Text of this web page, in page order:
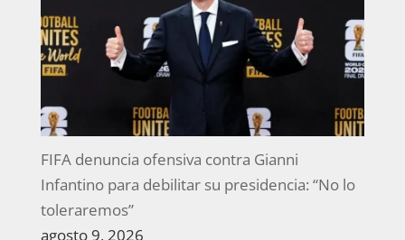
FIFA denuncia ofensiva contra Gianni
Infantino para debilitar su presidencia: “No lo
toleraremos”
agosto 9, 2026